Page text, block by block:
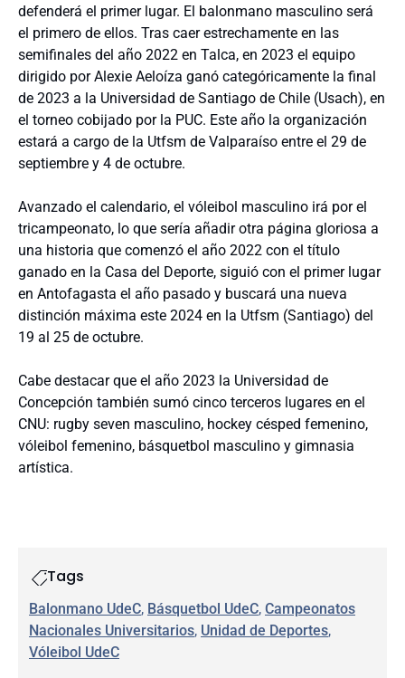
defenderá el primer lugar. El balonmano masculino será
el primero de ellos. Tras caer estrechamente en las
semifinales del año 2022 en Talca, en 2023 el equipo
dirigido por Alexie Aeloíza ganó categóricamente la final
de 2023 a la Universidad de Santiago de Chile (Usach), en
el torneo cobijado por la PUC. Este año la organización
estará a cargo de la Utfsm de Valparaíso entre el 29 de
septiembre y 4 de octubre.
Avanzado el calendario, el vóleibol masculino irá por el
tricampeonato, lo que sería añadir otra página gloriosa a
una historia que comenzó el año 2022 con el título
ganado en la Casa del Deporte, siguió con el primer lugar
en Antofagasta el año pasado y buscará una nueva
distinción máxima este 2024 en la Utfsm (Santiago) del
19 al 25 de octubre.
Cabe destacar que el año 2023 la Universidad de
Concepción también sumó cinco terceros lugares en el
CNU: rugby seven masculino, hockey césped femenino,
vóleibol femenino, básquetbol masculino y gimnasia
artística.
Tags
Balonmano UdeC, Básquetbol UdeC, Campeonatos
Nacionales Universitarios, Unidad de Deportes
Vóleibol UdeC